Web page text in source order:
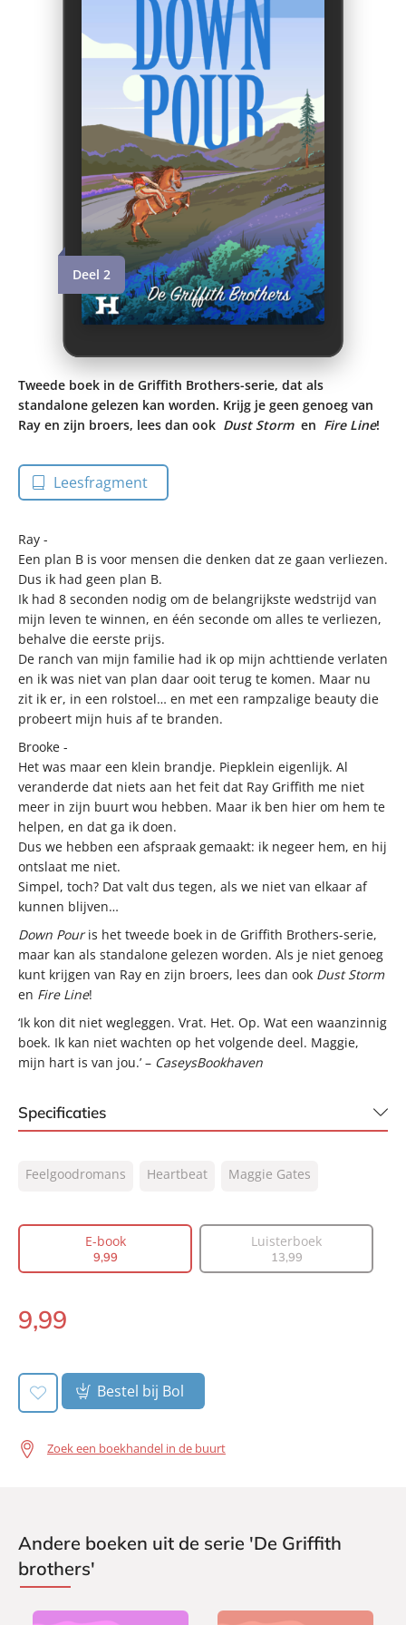
Deel 2
Tweede boek in de Griffith Brothers-serie, dat als
standalone gelezen kan worden. Krijg je geen genoeg van
Ray en zijn broers, lees dan ook Dust Storm en Fire Line!
Leesfragment
Ray -
Een plan B is voor mensen die denken dat ze gaan verliezen.
Dus ik had geen plan B.
Ik had 8 seconden nodig om de belangrijkste wedstrijd van
mijn leven te winnen, en één seconde om alles te verliezen,
behalve die eerste prijs.
De ranch van mijn familie had ik op mijn achttiende verlaten
en ik was niet van plan daar ooit terug te komen. Maar nu
zit ik er, in een rolstoel… en met een rampzalige beauty die
probeert mijn huis af te branden.
Brooke -
Het was maar een klein brandje. Piepklein eigenlijk. Al
veranderde dat niets aan het feit dat Ray Griffith me niet
meer in zijn buurt wou hebben. Maar ik ben hier om hem te
helpen, en dat ga ik doen.
Dus we hebben een afspraak gemaakt: ik negeer hem, en hij
ontslaat me niet.
Simpel, toch? Dat valt dus tegen, als we niet van elkaar af
kunnen blijven…
Down Pouris het tweede boek in de Griffith Brothers-serie,
maar kan als standalone gelezen worden. Als je niet genoeg
kunt krijgen van Ray en zijn broers, lees dan ook Dust Storm
en Fire Line!
‘Ik kon dit niet wegleggen. Vrat. Het. Op. Wat een waanzinnig
boek. Ik kan niet wachten op het volgende deel. Maggie,
mijn hart is van jou.’ – CaseysBookhaven
Specificaties
NUR:
302
Auteur(s):
Maggie Gates
Aantal pagina's:
Feelgoodromans Heartbeat Maggie Gates
E-book
9,99
Luisterboek
13,99
E-
9,99
Bestel bij Bol
Zoek een boekhandel in de buurt
Andere boeken uit de serie 'De Griffith
brothers'